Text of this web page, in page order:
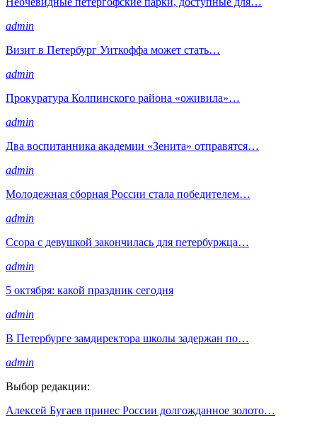
admin
Визит в Петербург Уиткоффа может стать…
admin
Прокуратура Колпинского района «оживила»…
admin
Два воспитанника академии «Зенита» отправятся…
admin
Молодежная сборная России стала победителем…
admin
Ссора с девушкой закончилась для петербуржца…
admin
5 октября: какой праздник сегодня
admin
В Петербурге замдиректора школы задержан по…
admin
Выбор редакции:
Алексей Бугаев принес России долгожданное золото…